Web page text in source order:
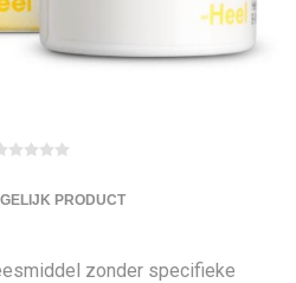
PRODUCT
zonder specifieke